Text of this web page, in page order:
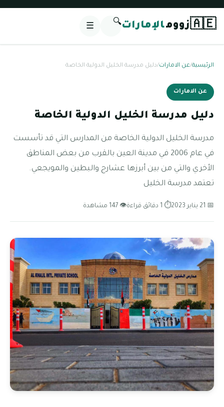
🇦🇪زوومالإمارات🔍
☰
الرئيسية/عن الامارات/دليل مدرسة الخليل الدولية الخاصة
عن الامارات
دليل مدرسة الخليل الدولية الخاصة
مدرسة الخليل الدولية الخاصة من المدارس التي قد تأسست
في عام 2006 في مدينة العين بالقرب من بعض المناطق
الأخري والتي من بين أبرزها عشارج والبطين والمويجعي.
تعتمد مدرسة الخليل
📅 21 يناير 2023 ⏱ 1 دقائق قراءة 👁 147 مشاهدة